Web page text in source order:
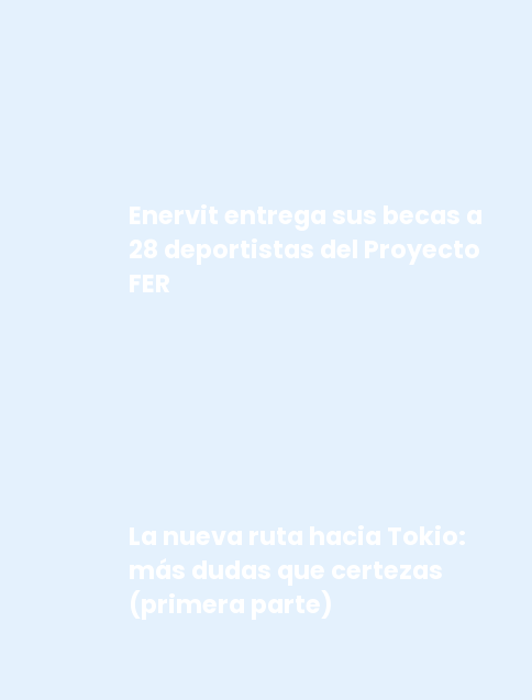
Enervit entrega sus becas a
28 deportistas del Proyecto
FER
La nueva ruta hacia Tokio:
más dudas que certezas
(primera parte)